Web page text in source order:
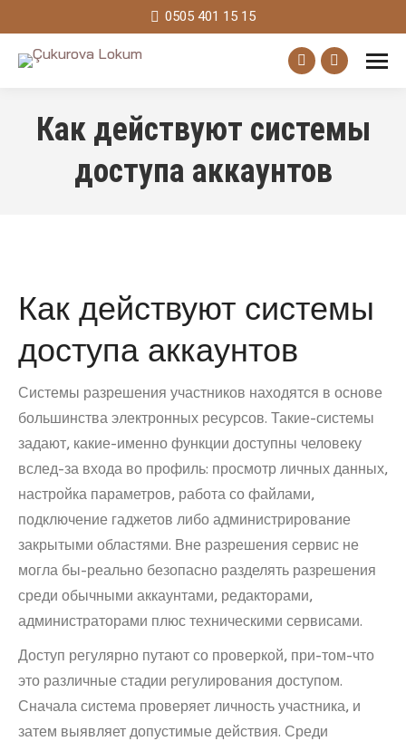
0505 401 15 15
Facebook
opens
new
Instagram
opens
Как действуют системы
доступа аккаунтов
Как действуют системы
доступа аккаунтов
Системы разрешения участников находятся в основе
большинства электронных ресурсов. Такие-системы
задают, какие-именно функции доступны человеку
вслед-за входа во профиль: просмотр личных данных,
настройка параметров, работа со файлами,
подключение гаджетов либо администрирование
закрытыми областями. Вне разрешения сервис не
могла бы-реально безопасно разделять разрешения
среди обычными аккаунтами, редакторами,
администраторами плюс техническими сервисами.
Доступ регулярно путают со проверкой, при-том-что
это различные стадии регулирования доступом.
Сначала система проверяет личность участника, и
затем выявляет допустимые действия. Среди